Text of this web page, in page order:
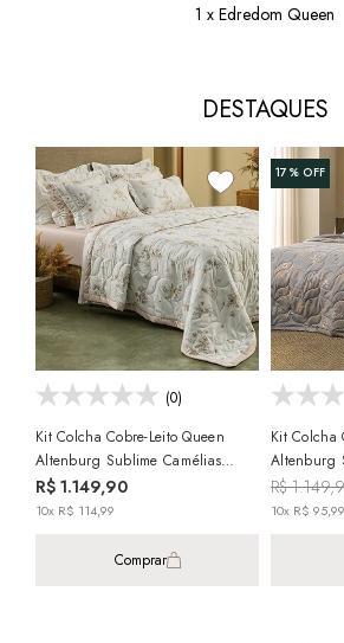
1 x Edredom Queen
DESTAQUES
(0)
Kit Colcha Cobre-Leito Queen
Altenburg Sublime Camélias
Dupla Face 100% Algodão Cetim
300 Fios (3 Peças)
R$ 1.149,90
10x R$ 114,99
Comprar
17%OFF
Kit Colcha
Altenburg
Dupla
300 Fios (3
R$
10x R$ 95,99